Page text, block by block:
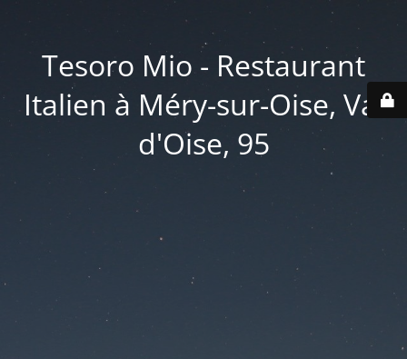
Tesoro Mio - Restaurant
Italien à Méry-sur-Oise, Val
d'Oise, 95